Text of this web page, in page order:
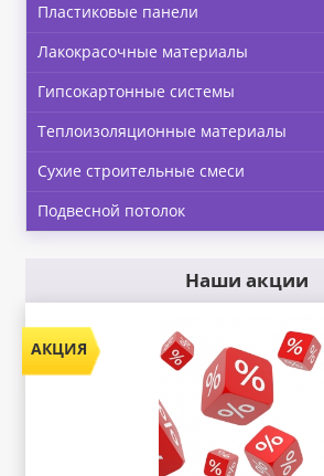
Пластиковые панели
Лакокрасочные материалы
Гипсокартонные системы
Теплоизоляционные материалы
Сухие строительные смеси
Подвесной потолок
Наши акции